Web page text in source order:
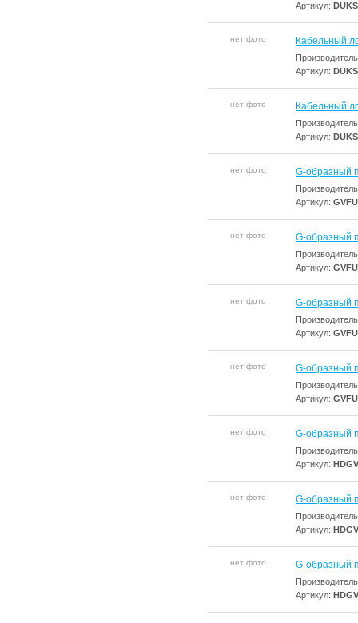
Артикул:
нет фото Кабельный
Артикул:
нет фото Кабельный
Артикул:
нет фото G-образный
Артикул:
нет фото G-образный
Артикул:
нет фото G-образный
Артикул:
нет фото G-образный
Артикул:
нет фото G-образный
Артикул:
нет фото G-образный
Артикул:
нет фото G-образный
Артикул: